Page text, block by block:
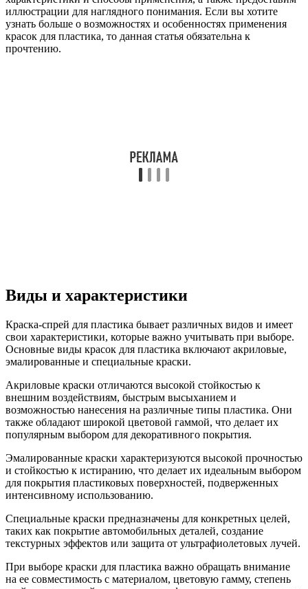
иллюстрации для наглядного понимания. Если вы хотите
узнать больше о возможностях и особенностях применения
красок для пластика, то данная статья обязательна к
прочтению.
Виды и характеристики
Краска-спрей для пластика бывает различных видов и имеет
свои характеристики, которые важно учитывать при выборе.
Основные виды красок для пластика включают акриловые,
эмалированные и специальные краски.
Акриловые краски отличаются высокой стойкостью к
внешним воздействиям, быстрым высыханием и
возможностью нанесения на различные типы пластика. Они
также обладают широкой цветовой гаммой, что делает их
популярным выбором для декоративного покрытия.
Эмалированные краски характеризуются высокой прочностью
и стойкостью к истиранию, что делает их идеальным выбором
для покрытия пластиковых поверхностей, подверженных
интенсивному использованию.
Специальные краски предназначены для конкретных целей,
таких как покрытие автомобильных деталей, создание
текстурных эффектов или защита от ультрафиолетовых лучей.
При выборе краски для пластика важно обращать внимание
на ее совместимость с материалом, цветовую гамму, степень